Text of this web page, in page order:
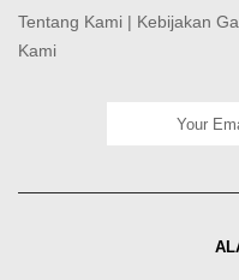
Tentang Kami | Kebijakan
Kami